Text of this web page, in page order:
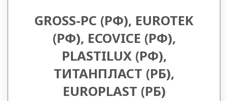
Беседки
филиалы
Контакты
GROSS-PC (РФ), EUROTEK
(РФ), ECOVICE (РФ),
PLASTILUX (РФ),
ТИТАНПЛАСТ (РБ),
EUROPLAST (РБ)